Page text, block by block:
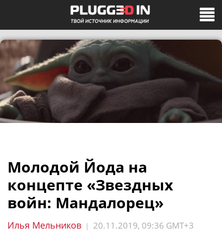
Молодой Йода на
концепте «Звездных
войн: Мандалорец»
Илья Мельников | 20.11.2019, 09:36 GMT+3